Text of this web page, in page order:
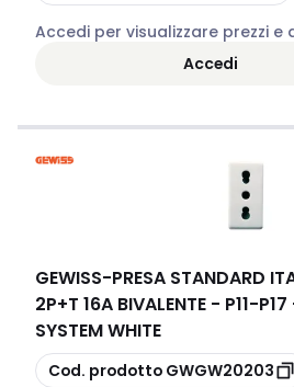
Accedi per visualizzare prezzi e
Accedi
GEWISS-PRESA STANDARD
2P+T 16A BIVALENTE - P11-
SYSTEM WHITE
copia
Cod. prodotto GWGW20203